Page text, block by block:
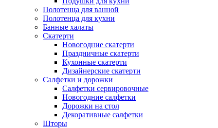
Полотенца для ванной
Полотенца для кухни
Банные халаты
Скатерти
Новогодние скатерти
Праздничные скатерти
Кухонные скатерти
Дизайнерские скатерти
Салфетки и дорожки
Салфетки сервировочные
Новогодние салфетки
Дорожки на стол
Декоративные салфетки
Шторы